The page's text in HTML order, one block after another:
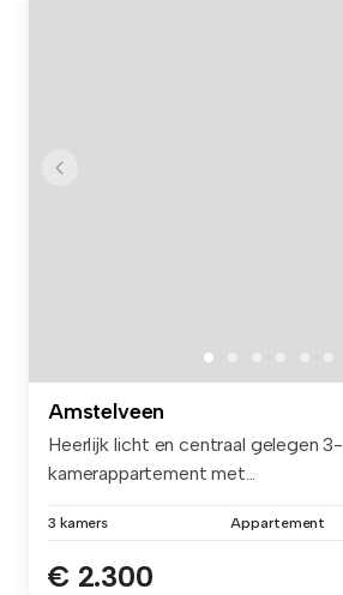
Amstelveen
Heerlijk licht en centraal gelegen 3-
kamerappartement met...
3 kamers Appartement
€ 2.300